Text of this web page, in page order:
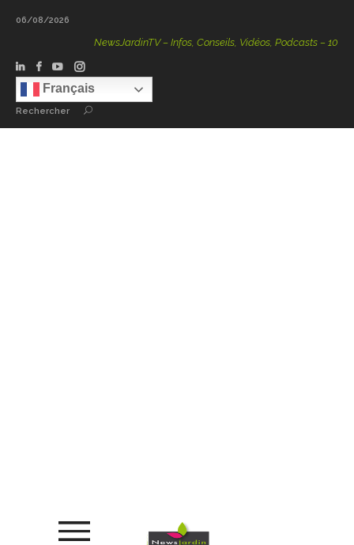
06/08/2026
NewsJardinTV – Infos, Conseils, Vidéos, Podcasts – 100 %
Français
Rechercher